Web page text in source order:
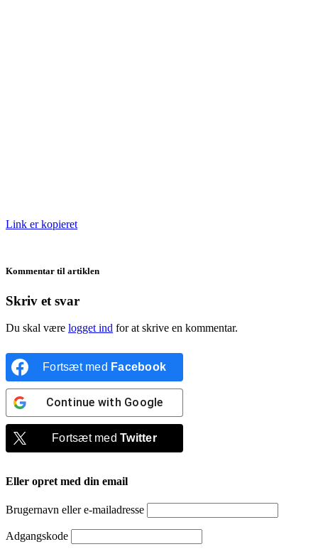
Link er kopieret
Kommentar til artiklen
Skriv et svar
Du skal være logget ind for at skrive en kommentar.
Fortsæt med Facebook
Continue with Google
Fortsæt medTwitter
Eller opret med din email
Brugernavn eller e-mailadresse
Adgangskode